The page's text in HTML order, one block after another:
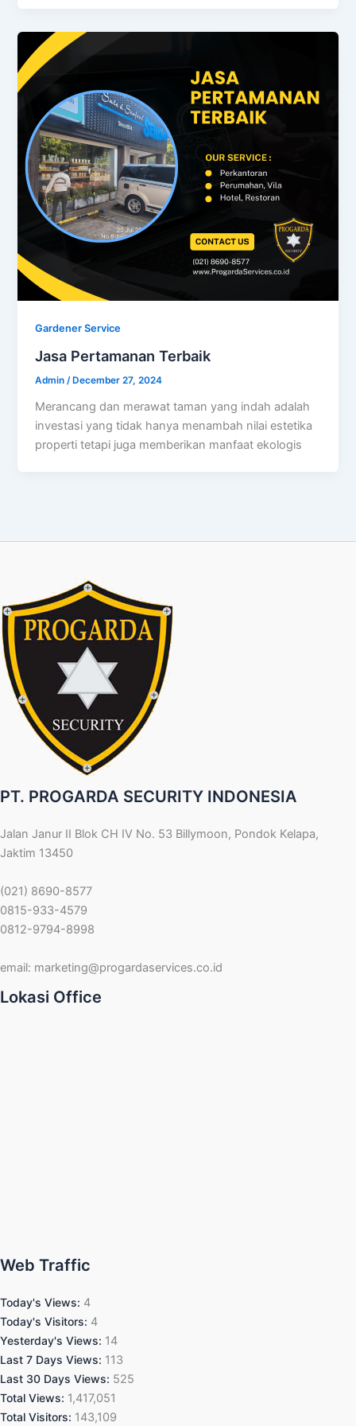
Gardener Service
Jasa Pertamanan Terbaik
Admin/ December 27, 2024
Merancang dan merawat taman yang indah adalah
investasi yang tidak hanya menambah nilai estetika
properti tetapi juga memberikan manfaat ekologis
PT. PROGARDA SECURITY INDONESIA
Jalan Janur II Blok CH IV No. 53 Billymoon, Pondok Kelapa,
Jaktim 13450
(021) 8690-8577
0815-933-4579
0812-9794-8998
email: marketing@progardaservices.co.id
Lokasi Office
Web Traffic
Today's Views: 4
Today's Visitors: 4
Yesterday's Views: 14
Last 7 Days Views: 113
Last 30 Days Views: 525
Total Views: 1,417,051
Total Visitors: 143,109